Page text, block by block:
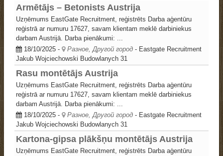
Armētājs – Betonists Austrija
Uzņēmums EastGate Recruitment, reģistrēts Darba aģentūru
reģistrā ar numuru 17627, savam klientam meklē darbiniekus
darbam Austrijā. Darba pienākumi: ...
18/10/2025- Разное, Другой город- Eastgate Recruitment
Jakub Wojciechowski Budowlanych 31
Rasu montētājs Austrija
Uzņēmums EastGate Recruitment, reģistrēts Darba aģentūru
reģistrā ar numuru 17627, savam klientam meklē darbiniekus
darbam Austrijā. Darba pienākumi: ...
18/10/2025- Разное, Другой город- Eastgate Recruitment
Jakub Wojciechowski Budowlanych 31
Kartona-gipsa plākšņu montētājs Austrija
Uzņēmums EastGate Recruitment, reģistrēts Darba aģentūru